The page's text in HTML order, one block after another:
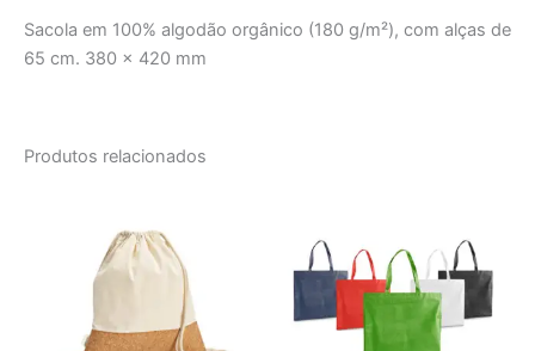
Sacola em 100% algodão orgânico (180 g/m²), com alças de
65 cm. 380 x 420 mm
Produtos relacionados